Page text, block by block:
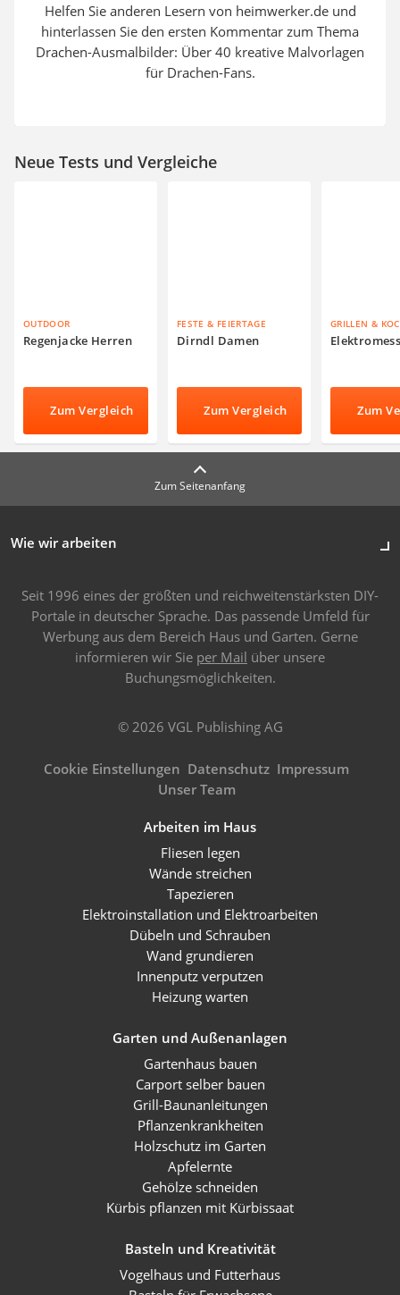
Helfen Sie anderen Lesern von heimwerker.de und
hinterlassen Sie den ersten Kommentar zum Thema
Drachen-Ausmalbilder: Über 40 kreative Malvorlagen
für Drachen-Fans.
Neue Tests und Vergleiche
OUTDOOR
Regenjacke Herren
Zum Vergleich
FESTE & FEIERTAGE
Dirndl Damen
Zum Vergleich
GRILLEN &
Zum
Zum Seitenanfang
Wie wir arbeiten
Seit 1996 eines der größten und reichweitenstärksten DIY-
Portale in deutscher Sprache. Das passende Umfeld für
Werbung aus dem Bereich Haus und Garten. Gerne
informieren wir Sie per Mail über unsere
Buchungsmöglichkeiten.
© 2026 VGL Publishing AG
Cookie Einstellungen Datenschutz Impressum
Unser Team
Arbeiten im Haus
Fliesen legen
Wände streichen
Tapezieren
Elektroinstallation und Elektroarbeiten
Dübeln und Schrauben
Wand grundieren
Innenputz verputzen
Heizung warten
Garten und Außenanlagen
Gartenhaus bauen
Carport selber bauen
Grill-Baunanleitungen
Pflanzenkrankheiten
Holzschutz im Garten
Apfelernte
Gehölze schneiden
Kürbis pflanzen mit Kürbissaat
Basteln und Kreativität
Vogelhaus und Futterhaus